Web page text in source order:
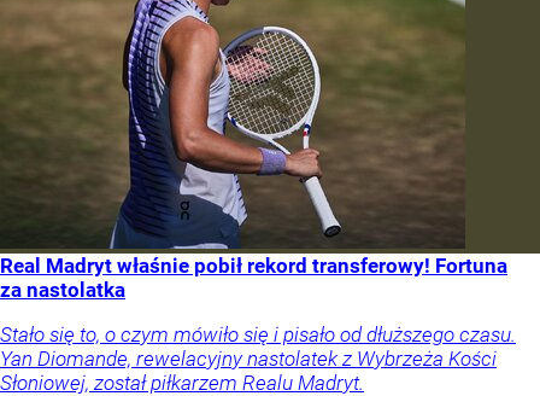
Real Madryt właśnie pobił rekord transferowy! Fortuna
za nastolatka
Stało się to, o czym mówiło się i pisało od dłuższego czasu.
Yan Diomande, rewelacyjny nastolatek z Wybrzeża Kości
Słoniowej, został piłkarzem Realu Madryt.